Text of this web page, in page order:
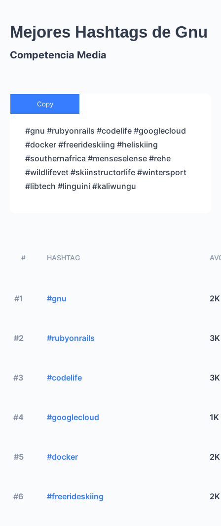
Mejores Hashtags de Gnu
Competencia Media
Copy
#gnu #rubyonrails #codelife #googlecloud
#docker #freerideskiing #heliskiing
#southernafrica #menseselense #rehe
#wildlifevet #skiinstructorlife #wintersport
#libtech #linguini #kaliwungu
# HASHTAG
#1 #gnu 2K
#2 #rubyonrails 3K
#3 #codelife 3K
#4 #googlecloud 1K
#5 #docker 2K
#6 #freerideskiing 2K